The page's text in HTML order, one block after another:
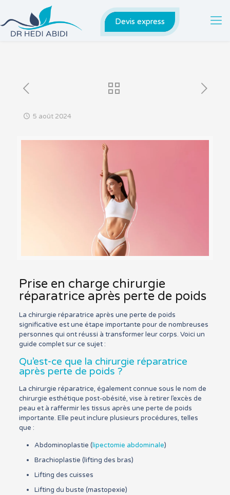
Devis express
5 août 2024
Prise en charge chirurgie
réparatrice après perte de poids
La chirurgie réparatrice après une perte de poids
significative est une étape importante pour de nombreuses
personnes qui ont réussi à transformer leur corps. Voici un
guide complet sur ce sujet :
Qu’est-ce que la chirurgie réparatrice
après perte de poids ?
La chirurgie réparatrice, également connue sous le nom de
chirurgie esthétique post-obésité, vise à retirer l’excès de
peau et à raffermir les tissus après une perte de poids
importante. Elle peut inclure plusieurs procédures, telles
que :
Abdominoplastie (lipectomie abdominale)
Brachioplastie (lifting des bras)
Lifting des cuisses
Lifting du buste (mastopexie)